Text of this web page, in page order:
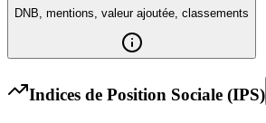
DNB, mentions, valeur ajoutée, classements
Indices de Position Sociale (IPS)